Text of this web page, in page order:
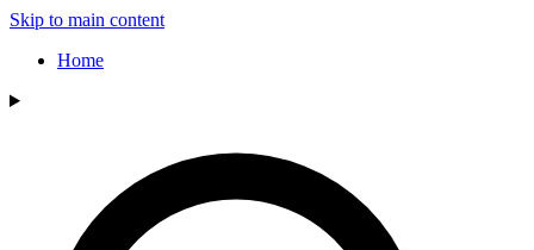
Skip to main content
Home